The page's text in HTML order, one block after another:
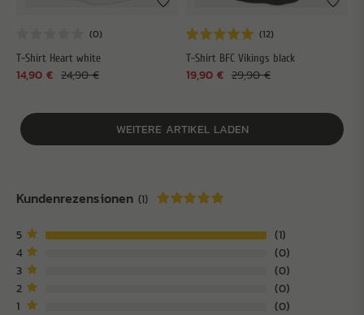
T-Shirt Heart white
24,90 €
14,90 €
T-Shirt BFC Vikings black
29,90 €
19,90 €
WEITERE ARTIKEL LADEN
Kundenrezensionen (1)
5
1
4
0
3
0
2
0
1
0